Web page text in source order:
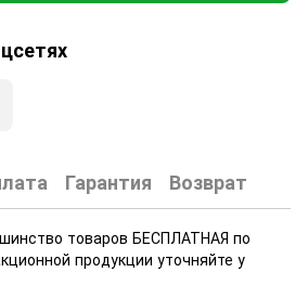
Гарантия Возврат
товаров БЕСПЛАТНАЯ по
продукции уточняйте у